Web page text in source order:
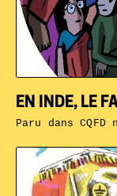
EN INDE, LE
Paru dans